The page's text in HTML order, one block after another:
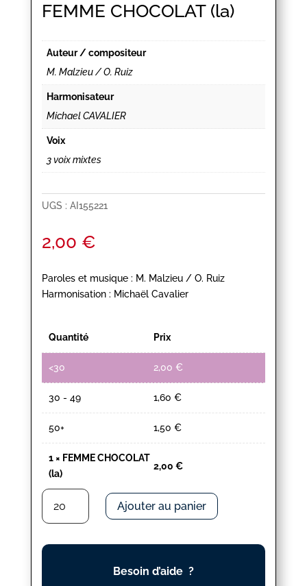
FEMME CHOCOLAT (la)
Auteur / compositeur
M. Malzieu / O. Ruiz
Harmonisateur
Michael CAVALIER
Voix
3 voix mixtes
UGS : AI155221
2,00 €
Paroles et musique : M. Malzieu / O. Ruiz
Harmonisation : Michaël Cavalier
Quantité Prix
<30 2,00 €
30 - 49 1,60 €
50+ 1,50 €
1× FEMME CHOCOLAT
(la)
2,00 €
quantité
FEMME
CHOCOLAT
Ajouter au panier
Besoin d’aide ?